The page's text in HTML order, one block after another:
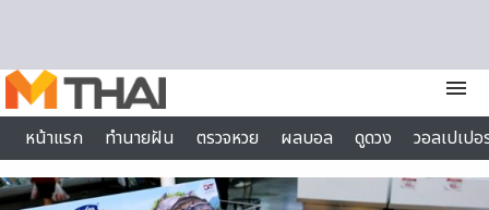
menu
หน้าแรก
ทำนายฝัน ตรวจหวย ผลบอล ดูดวง
วอลเปเป
ไลฟ์สไตล์